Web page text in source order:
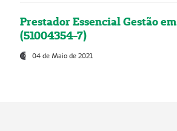
Prestador Essencial Gestão
(51004354-7)
04 de Maio de 2021